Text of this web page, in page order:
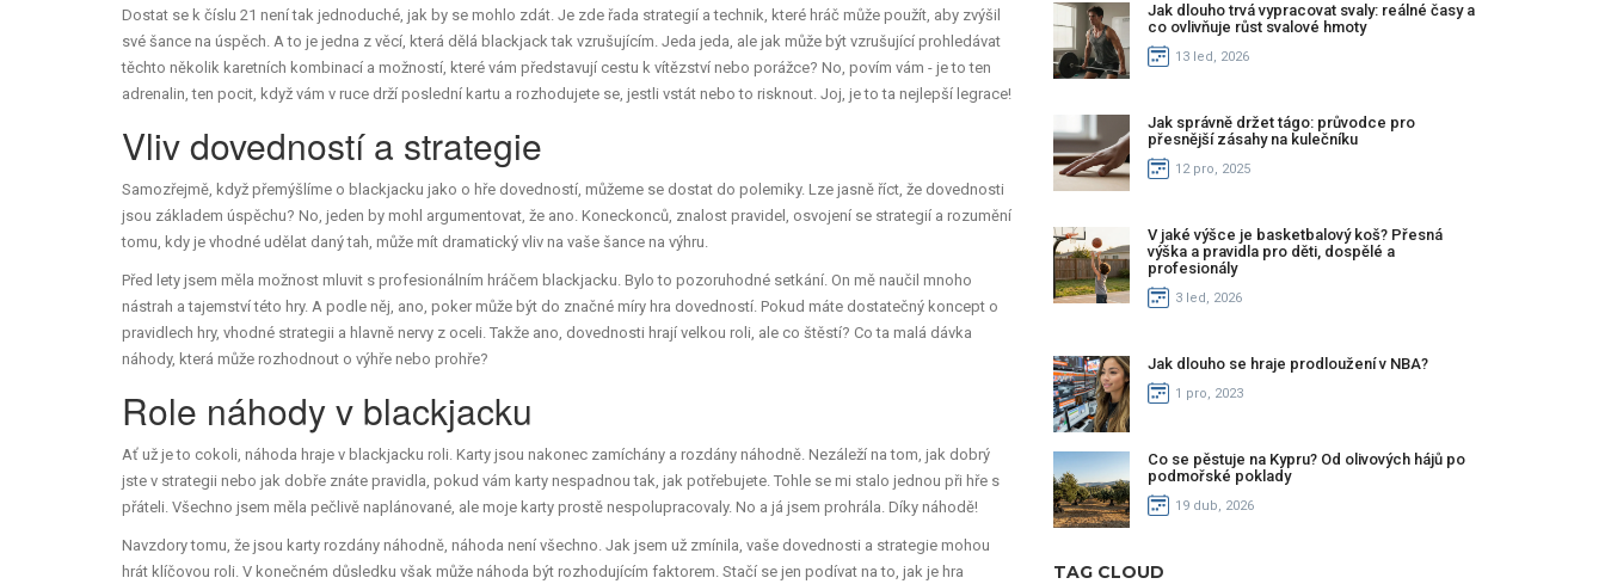
Dostat se k číslu 21 není tak jednoduché, jak by se mohlo zdát. Je zde řada strategií a technik, které hráč může použít, aby zvýšil
své šance na úspěch. A to je jedna z věcí, která dělá blackjack tak vzrušujícím. Jeda jeda, ale jak může být vzrušující prohledávat
těchto několik karetních kombinací a možností, které vám představují cestu k vítězství nebo porážce? No, povím vám - je to ten
adrenalin, ten pocit, když vám v ruce drží poslední kartu a rozhodujete se, jestli vstát nebo to risknout. Joj, je to ta nejlepší legrace!
Vliv dovedností a strategie
Samozřejmě, když přemýšlíme o blackjacku jako o hře dovedností, můžeme se dostat do polemiky. Lze jasně říct, že dovednosti
jsou základem úspěchu? No, jeden by mohl argumentovat, že ano. Koneckonců, znalost pravidel, osvojení se strategií a rozumění
tomu, kdy je vhodné udělat daný tah, může mít dramatický vliv na vaše šance na výhru.
Před lety jsem měla možnost mluvit s profesionálním hráčem blackjacku. Bylo to pozoruhodné setkání. On mě naučil mnoho
nástrah a tajemství této hry. A podle něj, ano, poker může být do značné míry hra dovedností. Pokud máte dostatečný koncept o
pravidlech hry, vhodné strategii a hlavně nervy z oceli. Takže ano, dovednosti hrají velkou roli, ale co štěstí? Co ta malá dávka
náhody, která může rozhodnout o výhře nebo prohře?
Role náhody v blackjacku
Ať už je to cokoli, náhoda hraje v blackjacku roli. Karty jsou nakonec zamíchány a rozdány náhodně. Nezáleží na tom, jak dobrý
jste v strategii nebo jak dobře znáte pravidla, pokud vám karty nespadnou tak, jak potřebujete. Tohle se mi stalo jednou při hře s
přáteli. Všechno jsem měla pečlivě naplánované, ale moje karty prostě nespolupracovaly. No a já jsem prohrála. Díky náhodě!
Navzdory tomu, že jsou karty rozdány náhodně, náhoda není všechno. Jak jsem už zmínila, vaše dovednosti a strategie mohou
hrát klíčovou roli. V konečném důsledku však může náhoda být rozhodujícím faktorem. Stačí se jen podívat na to, jak je hra
Jak dlouho trvá vypracovat svaly: reálné časy a
co ovlivňuje růst svalové hmoty
13 led, 2026
Jak správně držet tágo: průvodce pro
přesnější zásahy na kulečníku
12 pro, 2025
V jaké výšce je basketbalový koš? Přesná
výška a pravidla pro děti, dospělé a
profesionály
3 led, 2026
Jak dlouho se hraje prodloužení v NBA?
1 pro, 2023
Co se pěstuje na Kypru? Od olivových hájů po
podmořské poklady
19 dub, 2026
TAG CLOUD